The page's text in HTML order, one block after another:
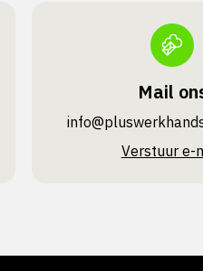
Mail
Verstuur e-